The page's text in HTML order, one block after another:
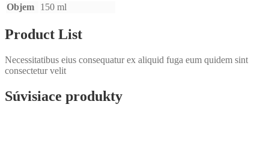
Objem
150 ml
Product List
Necessitatibus eius consequatur ex aliquid fuga eum quidem sint
consectetur velit
Súvisiace produkty